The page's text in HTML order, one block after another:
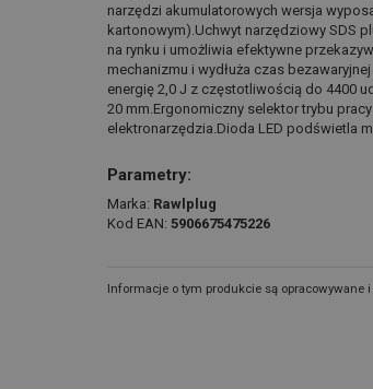
narzędzi akumulatorowych wersja
kartonowym).Uchwyt narzędziowy SDS
na rynku i umożliwia efektywne
mechanizmu i wydłuża czas
energię 2,0 J z częstotliwością do 4400
20 mm.Ergonomiczny selektor trybu
elektronarzędzia.Dioda LED podświetla
Parametry:
Marka: Rawlplug
Kod EAN: 5906675475226
Informacje o tym produkcie są